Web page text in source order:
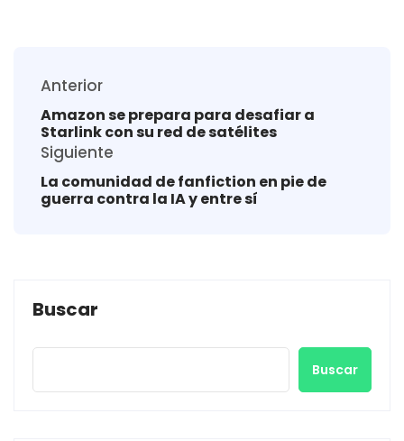
Anterior
Amazon se prepara para desafiar a
Starlink con su red de satélites
Siguiente
La comunidad de fanfiction en pie de
guerra contra la IA y entre sí
Buscar
Buscar